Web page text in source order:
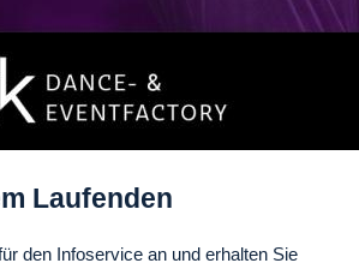
Laufenden
den Infoservice an und erhalten Sie